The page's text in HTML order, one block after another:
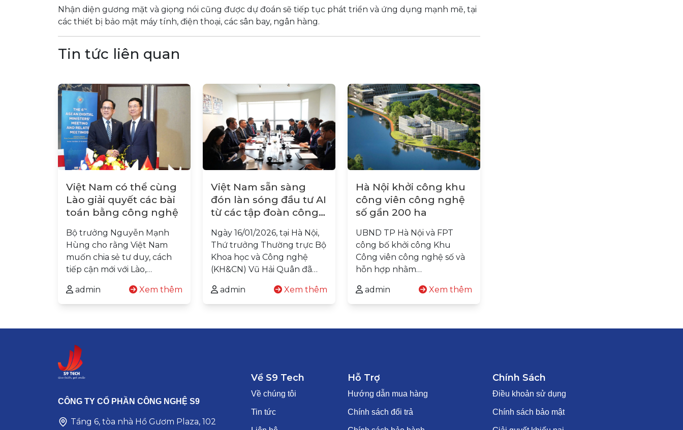
Nhận diện gương mặt và giọng nói cũng được dự đoán sẽ tiếp tục phát triển và ứng dụng mạnh mẽ, tại
các thiết bị bảo mật máy tính, điện thoại, các sân bay, ngân hàng.
Tin tức liên quan
Việt Nam có thể cùng
Lào giải quyết các bài
toán bằng công nghệ
Bộ trưởng Nguyễn Mạnh
Hùng cho rằng Việt Nam
muốn chia sẻ tư duy, cách
tiếp cận mới với Lào,…
admin Xem thêm
Việt Nam sẵn sàng
đón làn sóng đầu tư AI
từ các tập đoàn công
Ngày 16/01/2026, tại Hà Nội,
Thứ trưởng Thường trực Bộ
Khoa học và Công nghệ
(KH&CN) Vũ Hải Quân đã…
admin Xem thêm
Hà Nội khởi công khu
công viên công nghệ
số gần 200 ha
UBND TP Hà Nội và FPT
công bố khởi công Khu
Công viên công nghệ số và
hỗn hợp nhằm…
admin Xem thêm
CÔNG TY CỔ PHẦN CÔNG NGHỆ S9
Tầng 6, tòa nhà Hồ Gươm Plaza, 102
Về S9 Tech
Về chúng tôi
Tin tức
Hỗ Trợ
Hướng dẫn mua hàng
Chính sách đổi trả
Chính Sách
Điều khoản sử dụng
Chính sách bảo mật